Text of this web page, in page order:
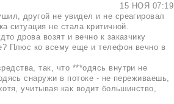
15 НОЯ 07:19
другой не увидел и не среагировал
ситуация не стала критичной.
дрова возят и вечно к заказчику
Плюс ко всему еще и телефон вечно в
так, что ***одясь внутри не
снаружи в потоке - не переживаешь,
учитывая как водит большинство,